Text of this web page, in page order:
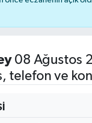
08 Ağustos
telefon ve